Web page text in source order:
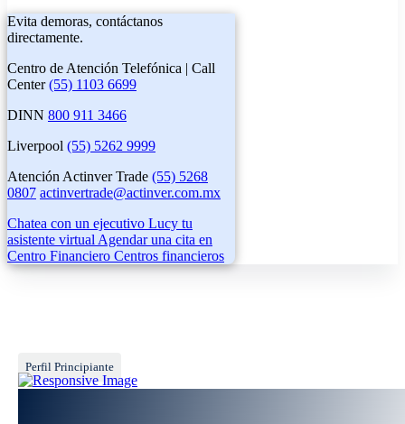
Evita demoras, contáctanos
directamente.
Centro de Atención Telefónica | Call
Center(55) 1103 6699
DINN 800 911 3466
Liverpool (55) 5262 9999
Atención Actinver Trade (55) 5268
0807 actinvertrade@actinver.com.mx
Chatea con un ejecutivo Lucy tu
asistente virtual Agendar una cita en
Centro Financiero Centros financieros
Perfil Principiante